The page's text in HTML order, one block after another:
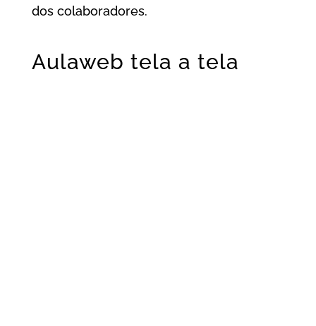
dos colaboradores.
Aulaweb tela a tela